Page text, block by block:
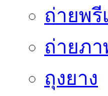
ถ่ายพรี
ถ่ายภา
ถุงยาง